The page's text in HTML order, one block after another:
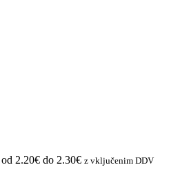
2.20€ do 2.30€ z vključenim DDV